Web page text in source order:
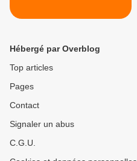
Hébergé par Overblog
Top articles
Pages
Contact
Signaler un abus
C.G.U.